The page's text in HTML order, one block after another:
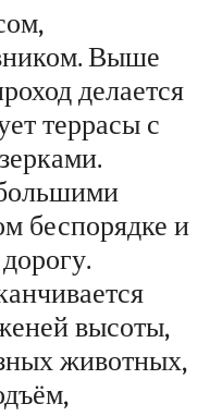
Выше
делается
террасы с
беспорядке и
высоты,
животных,